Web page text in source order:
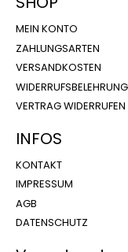
MEIN KONTO
ZAHLUNGSARTEN
VERSANDKOSTEN
WIDERRUFSBELEHRUNG
VERTRAG WIDERRUFEN
INFOS
KONTAKT
IMPRESSUM
AGB
DATENSCHUTZ